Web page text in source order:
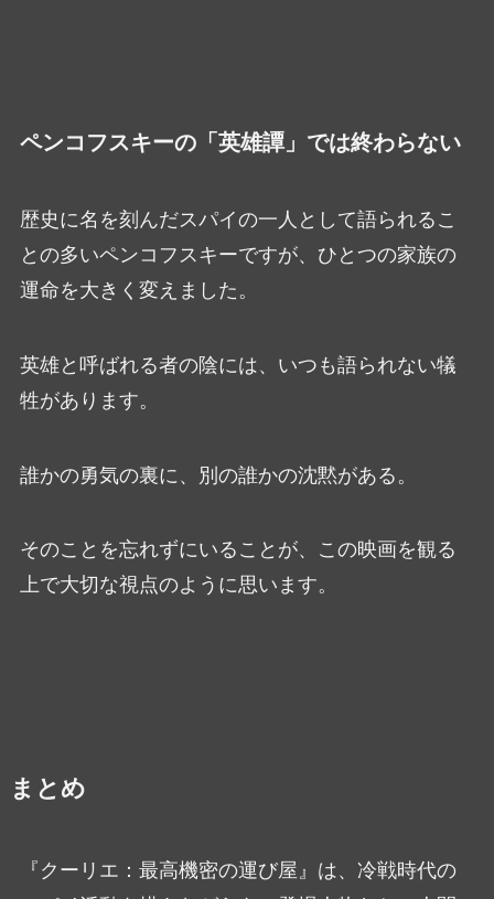
ペンコフスキーの「英雄譚」では終わらない
歴史に名を刻んだスパイの一人として語られるこ
との多いペンコフスキーですが、ひとつの家族の
運命を大きく変えました。
英雄と呼ばれる者の陰には、いつも語られない犠
牲があります。
誰かの勇気の裏に、別の誰かの沈黙がある。
そのことを忘れずにいることが、この映画を観る
上で大切な視点のように思います。
まとめ
『クーリエ：最高機密の運び屋』は、冷戦時代の